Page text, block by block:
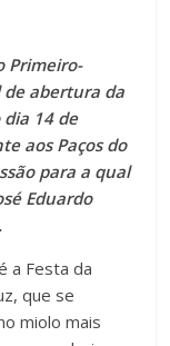
Primeiro-
abertura da
dia 14 de
aos Paços do
para a qual
Eduardo
a Festa da
que se
miolo mais